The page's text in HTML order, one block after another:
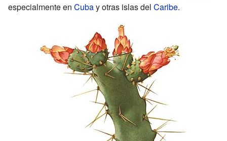
especialmente en Cubay otras islas del Caribe.